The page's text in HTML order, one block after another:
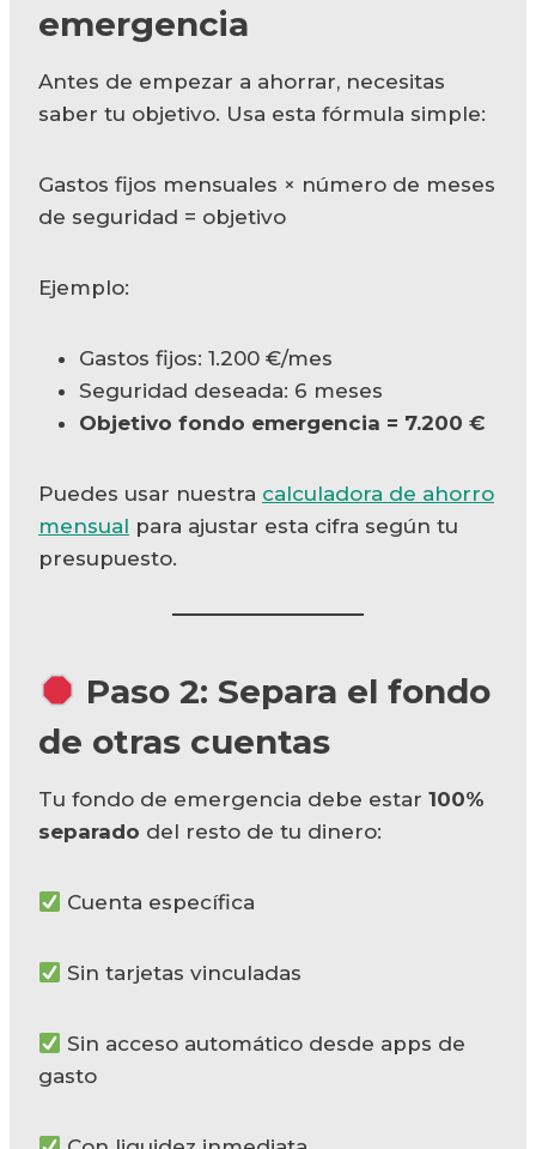
emergencia
Antes de empezar a ahorrar, necesitas
saber tu objetivo. Usa esta fórmula simple:
Gastos fijos mensuales × número de meses
de seguridad = objetivo
Ejemplo:
Gastos fijos: 1.200 €/mes
Seguridad deseada: 6 meses
Objetivo fondo emergencia = 7.200 €
Puedes usar nuestra calculadora de ahorro
mensual para ajustar esta cifra según tu
presupuesto.
Paso 2: Separa el fondo
de otras cuentas
Tu fondo de emergencia debe estar 100%
separado del resto de tu dinero:
Cuenta específica
Sin tarjetas vinculadas
Sin acceso automático desde apps de
gasto